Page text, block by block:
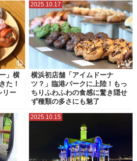
下公園
パーク） 新横浜ラーメン博物館（ラー博）
園 横浜・八景島シーパラダイス
ジアム 横浜ハンマーヘッド
ク 横浜マリンタワー
横浜公園 横浜港大さん橋
庫 水陸両用バス（横浜みなとみらい）
象の鼻テラス
」横
た！
リー
2025.10.17
横浜初店舗「アイムドーナ
ツ？」臨港パークに上陸！もっ
ちりふわふわの食感に驚き隠せ
ず種類の多さにも魅了
2025.10.15